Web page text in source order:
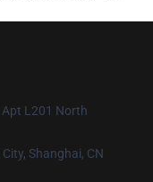
L201 North
Shanghai, CN